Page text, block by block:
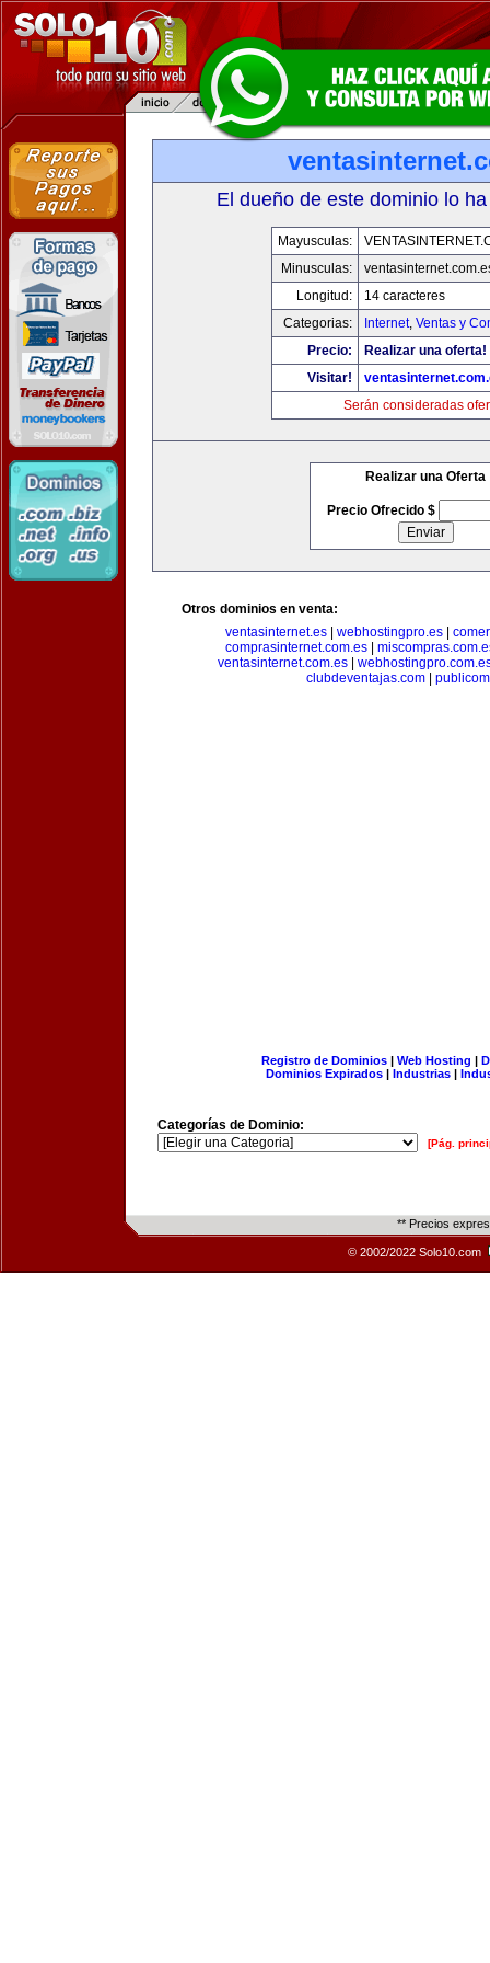
El dueño de este dominio lo
Mayusculas:
Minusculas:
Longitud:
14 caracteres
Categorias:
Internet, Ventas y
Precio:
Realizar una oferta!
Visitar!
Serán consideradas
Realizar una Oferta
Precio Ofrecido $
Otros dominios en venta:
ventasinternet.es
webhostingpro.es
comprasinternet.com.es|
ventasinternet.com.es|
clubdeventajas.com
Registro de Dominios| Web Hosting |
Dominios Expirados | Industrias |
Categorías de Dominio:
[Pág.
** Precios
© 2002/2022 Solo10.com